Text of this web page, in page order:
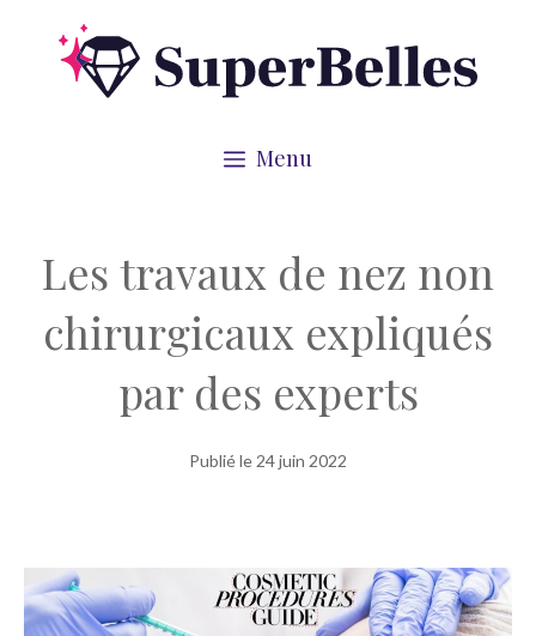
Menu
Les travaux de nez non
chirurgicaux expliqués
par des experts
Publié le 24 juin 2022